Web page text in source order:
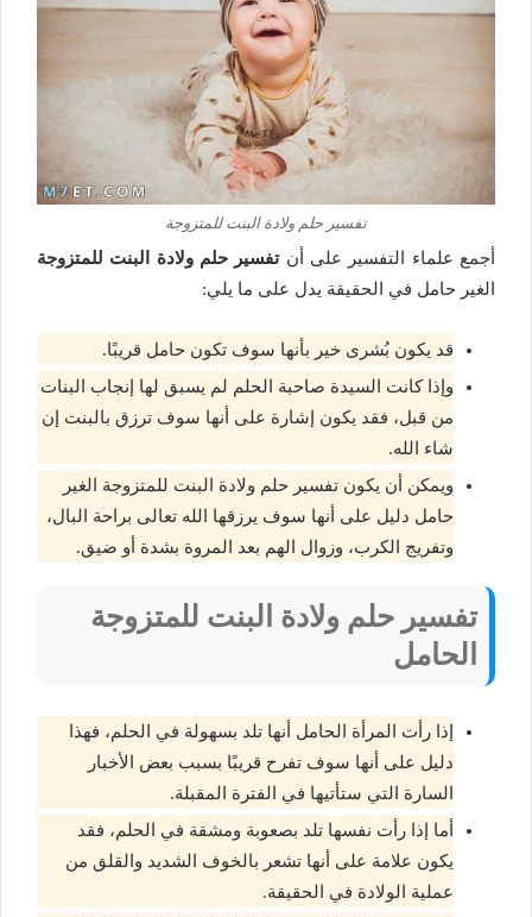
تفسير حلم ولادة البنت للمتزوجة
أجمع علماء التفسير على أنتفسير حلم ولادة البنت للمتزوجة
الغير حامل في الحقيقة يدل على ما يلي:
قد يكون بُشرى خير بأنها سوف تكون حامل قريبًا.
وإذا كانت السيدة صاحبة الحلم لم يسبق لها إنجاب البنات
من قبل، فقد يكون إشارة على أنها سوف ترزق بالبنت إن
شاء الله.
ويمكن أن يكون تفسير حلم ولادة البنت للمتزوجة الغير
حامل دليل على أنها سوف يرزقها الله تعالى براحة البال،
وتفريج الكرب، وزوال الهم بعد المروة بشدة أو ضيق.
تفسير حلم ولادة البنت للمتزوجة
الحامل
إذا رأت المرأة الحامل أنها تلد بسهولة في الحلم، فهذا
دليل على أنها سوف تفرح قريبًا بسبب بعض الأخبار
السارة التي ستأتيها في الفترة المقبلة.
أما إذا رأت نفسها تلد بصعوبة ومشقة في الحلم، فقد
يكون علامة على أنها تشعر بالخوف الشديد والقلق من
عملية الولادة في الحقيقة.